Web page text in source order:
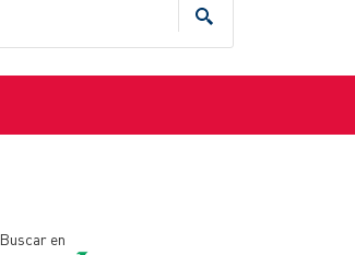
Buscar en